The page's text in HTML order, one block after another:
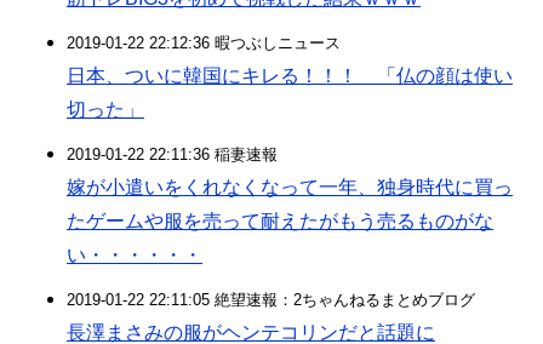
2019-01-22 22:12:36 暇つぶしニュース
日本、ついに韓国にキレる！！！ 「仏の顔は使い
切った」
2019-01-22 22:11:36 稲妻速報
嫁が小遣いをくれなくなって一年、独身時代に買っ
たゲームや服を売って耐えたがもう売るものがな
い・・・・・・
2019-01-22 22:11:05 絶望速報：2ちゃんねるまとめブログ
長澤まさみの服がヘンテコリンだと話題に